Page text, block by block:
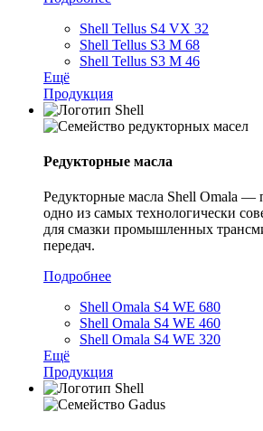
Shell Tellus S4 VX 32
Shell Tellus S3 M 68
Shell Tellus S3 M 46
Ещё
Продукция
Редукторные масла
Редукторные масла Shell Omala —
одно из самых технологически
для смазки промышленных
передач.
Подробнее
Shell Omala S4 WE 680
Shell Omala S4 WE 460
Shell Omala S4 WE 320
Ещё
Продукция